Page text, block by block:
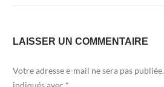
LAISSER UN COMMENTAIRE
Votre adresse e-mail ne sera pas publiée.